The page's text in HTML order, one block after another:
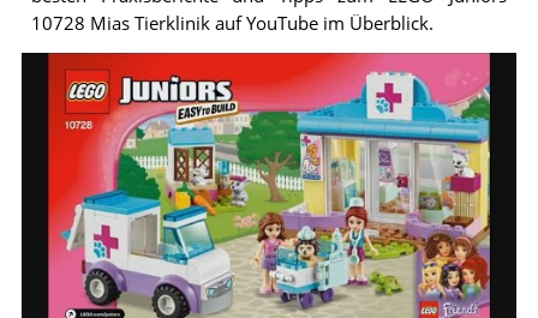
10728 Mias Tierklinik auf YouTube im Überblick.
Video:
LEGO
Juniors
Mia's
Clinic